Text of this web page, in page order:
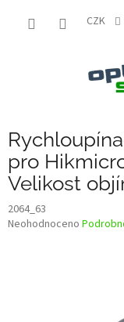
CZK
pro
Velikost
2064_63
Průměrné
Neohodnoceno